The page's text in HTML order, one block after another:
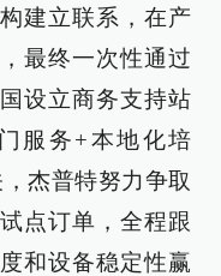
建立联系，在产
最终一次性通过
设立商务支持站
服务+本地化培
杰普特努力争取
点订单，全程跟
和设备稳定性赢